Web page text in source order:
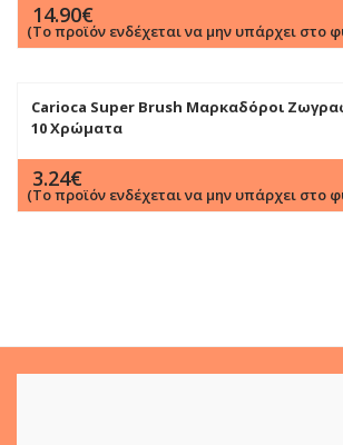
14.90€
(Το προϊόν ενδέχεται να μην υπάρχει στο
Carioca Super Brush Μαρκαδόροι
10 Χρώματα
3.24€
(Το προϊόν ενδέχεται να μην υπάρχει στο